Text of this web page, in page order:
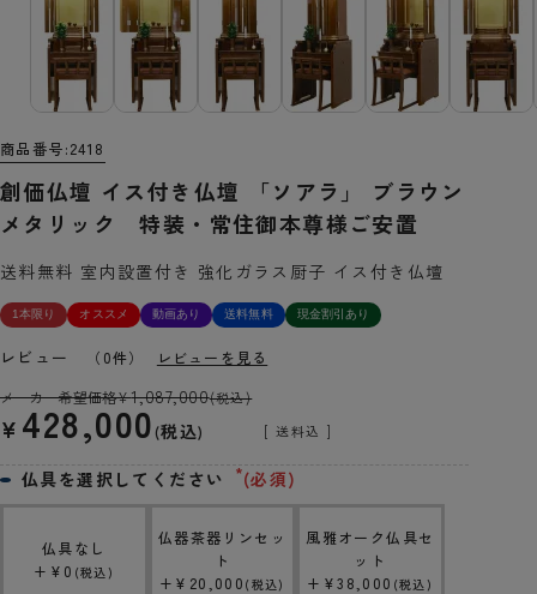
商品番号 2418
創価仏壇 イス付き仏壇 「ソアラ」 ブラウン
メタリック 特装・常住御本尊様ご安置
送料無料 室内設置付き 強化ガラス厨子 イス付き仏壇
1本限り オススメ 動画あり 送料無料 現金割引あり
レビュー （0件）
レビューを見る
メーカー希望価格¥1,087,000(税込)
¥ 428,000 税込 送料込
仏具を選択してください (必須)
仏具なし
+ ¥ 0 税込
仏器茶器リンセッ
ト
+ ¥ 20,000 税込
風雅オーク仏具セ
ット
+ ¥38,000 税込